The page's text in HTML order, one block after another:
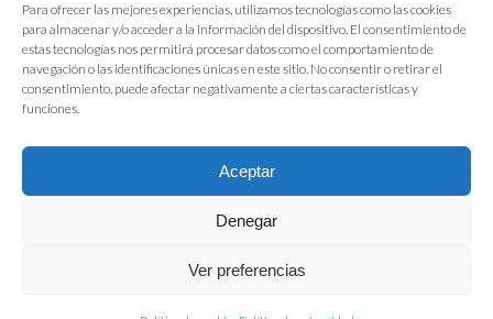
Para ofrecer las mejores experiencias, utilizamos tecnologías como las cookies
para almacenar y/o acceder a la información del dispositivo. El consentimiento de
estas tecnologías nos permitirá procesar datos como el comportamiento de
navegación o las identificaciones únicas en este sitio. No consentir o retirar el
consentimiento, puede afectar negativamente a ciertas características y
funciones.
Aceptar
Denegar
Ver preferencias
FIAB Federación Española de Industrias de la Alimentación y Bebidas